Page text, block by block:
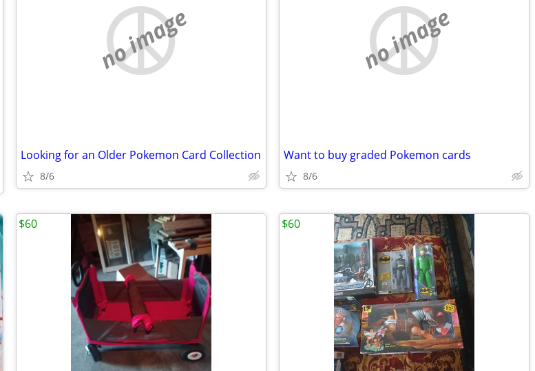
no image
Looking for an Older Pokemon Card Collection
8/6
no image
Want to buy graded Pokemon cards
8/6
$60 $60